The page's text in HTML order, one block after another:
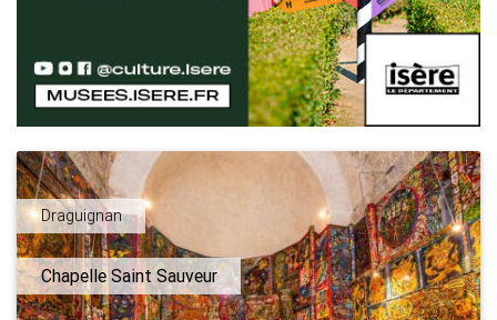
Draguignan
Chapelle Saint Sauveur